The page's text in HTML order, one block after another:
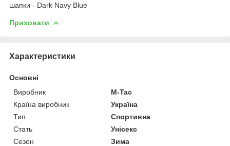
шапки - Dark Navy Blue
Приховати
Характеристики
Основні
Виробник
M-Tac
Країна виробник
Україна
Тип
Спортивна
Стать
Унісекс
Сезон
Зима